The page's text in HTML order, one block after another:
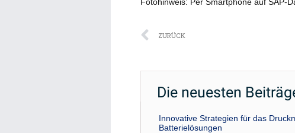
Zurück
ZURÜCK
Die neuesten
Innovative Strategien für das
Batterielösungen